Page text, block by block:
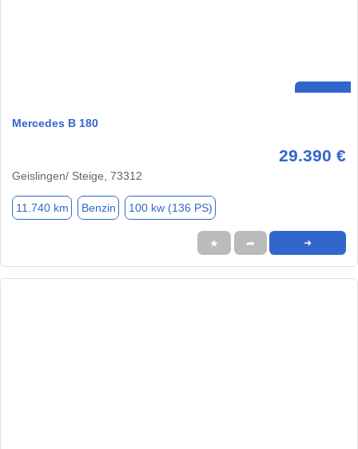
Mercedes B 180
29.390 €
Geislingen/ Steige, 73312
11.740 km Benzin 100 kw (136 PS)
★ ➦ ➜